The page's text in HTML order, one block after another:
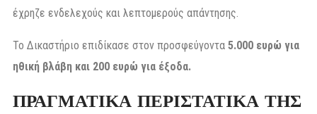
έχρηζε ενδελεχούς και λεπτομερούς απάντησης.
Το Δικαστήριο επιδίκασε στον προσφεύγοντα 5.000 ευρώ για
ηθική βλάβη και 200 ευρώ για έξοδα.
ΠΡΑΓΜΑΤΙΚΑ ΠΕΡΙΣΤΑΤΙΚΑ ΤΗΣ